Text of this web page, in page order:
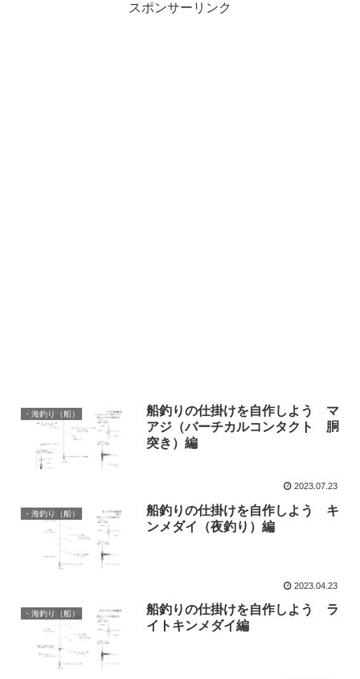
スポンサーリンク
・海釣り（船）
船釣りの仕掛けを自作しよう マ
アジ（バーチカルコンタクト 胴
突き）編
2023.07.23
・海釣り（船）
船釣りの仕掛けを自作しよう キ
ンメダイ（夜釣り）編
2023.04.23
・海釣り（船）
船釣りの仕掛けを自作しよう ラ
イトキンメダイ編